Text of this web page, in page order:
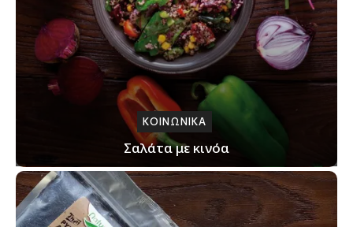
ΚΟΙΝΩΝΙΚΑ
Σαλάτα με κινόα